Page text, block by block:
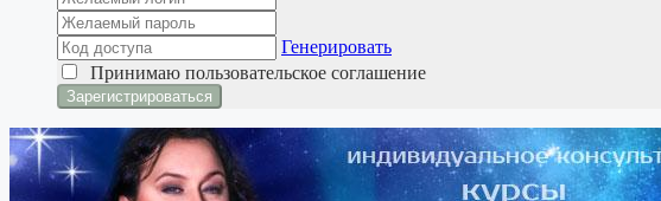
Генерировать
Принимаю пользовательское соглашение